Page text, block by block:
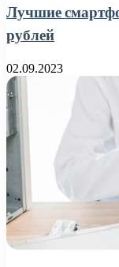
Лучшие
рублей
02.09.2023